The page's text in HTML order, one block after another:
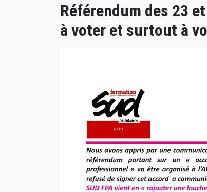
Référendum des 23 et
à voter et surtout à